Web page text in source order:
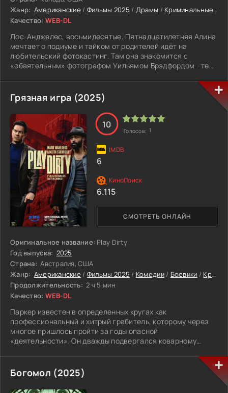
Жанр: Американские / Фильмы 2025 / Драмы / Криминальные/
Качество: WEB-DL
Лос-Анджелес, восьмидесятые. Пятнадцатилетняя Алина
мечтает о подиуме и тайком от родителей идёт на
любительский фотокастинг. Там она знакомится с
«обаятельным» фотографом Уильямом Брэдфордом - тем,
уединённые съёмки. Эта встреча оборачивается борьбой
за жизнь и началом долгого пути к правде: полиция,
допросы, сомнения взрослых и её собственный страх.
Фильм по реальной истории бережно показывает, как
Алина нашла силы выжить и заговорить. Но хватит ли этих
сил, когда ей предложат снова взглянуть в лицо
охотнику?
Грязная игра (2025)
Оригинальное название: Play Dirty
Год выпуска: 2025
Страна: Австралия, США
Жанр: Американские / Фильмы 2025 / Комедии/ Боевики / Криминальные
Продолжительность: 2 ч 5 мин
Качество: WEB-DL
Паркер известен в определенных кругах как
профессиональный и хитрый грабитель, которому через
многое пришлось пройти за годы опасной
«деятельности». Он дважды подвергался коварному
собственной доверчивости. В определенный момент он
встречается с известной Зен, такой же прожженной и
матерой преступницей.
СМОТРЕТЬ ОНЛАЙН
10
Голосов: 1
6
6.115
Богомол (2025)